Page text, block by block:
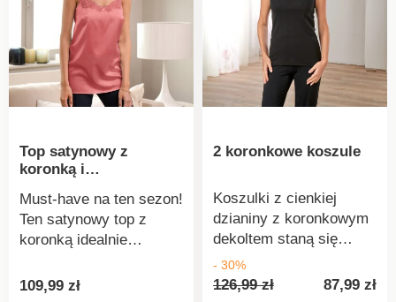
Top satynowy z
koronką i
ramiączkami
Must-have na ten sezon!
Ten satynowy top z
koronką idealnie
ciągu dnia, jak i
109,99 zł
2 koronkowe koszule
Koszulki z cienkiej
dzianiny z koronkowym
dekoltem staną się
podstawą Twojej
garderoby. 100%
- 30%
126,99 zł
87,99 zł